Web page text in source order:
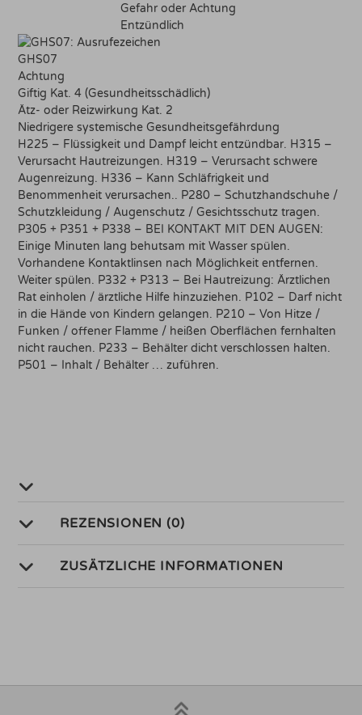
Gefahr oder Achtung
Entzündlich
GHS07
Achtung
Giftig Kat. 4 (Gesundheitsschädlich)
Ätz- oder Reizwirkung Kat. 2
Niedrigere systemische Gesundheitsgefährdung
H225 – Flüssigkeit und Dampf leicht entzündbar. H315 –
Verursacht Hautreizungen. H319 – Verursacht schwere
Augenreizung. H336 – Kann Schläfrigkeit und
Benommenheit verursachen.. P280 – Schutzhandschuhe /
Schutzkleidung / Augenschutz / Gesichtsschutz tragen.
P305 + P351 + P338 – BEI KONTAKT MIT DEN AUGEN:
Einige Minuten lang behutsam mit Wasser spülen.
Vorhandene Kontaktlinsen nach Möglichkeit entfernen.
Weiter spülen. P332 + P313 – Bei Hautreizung: Ärztlichen
Rat einholen / ärztliche Hilfe hinzuziehen. P102 – Darf nicht
in die Hände von Kindern gelangen. P210 – Von Hitze /
Funken / offener Flamme / heißen Oberflächen fernhalten
nicht rauchen. P233 – Behälter dicht verschlossen halten.
P501 – Inhalt / Behälter … zuführen.
REZENSIONEN (0)
ZUSÄTZLICHE INFORMATIONEN